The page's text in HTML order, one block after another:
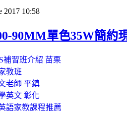
2017 10:58
90MM單色35W簡約
補習班介紹 苗栗
教班
老師 平鎮
英文 彰化
語家教課程推薦